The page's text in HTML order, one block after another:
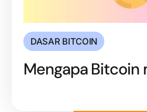
DASAR BITCOIN
Mengapa Bitcoin